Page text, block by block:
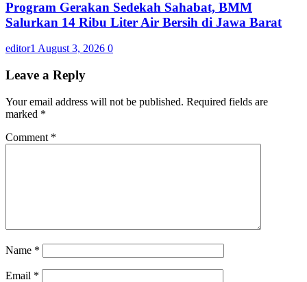
Program Gerakan Sedekah Sahabat, BMM
Salurkan 14 Ribu Liter Air Bersih di Jawa Barat
editor1 August 3, 2026 0
Leave a Reply
Your email address will not be published. Required fields are
marked *
Comment *
Name *
Email *